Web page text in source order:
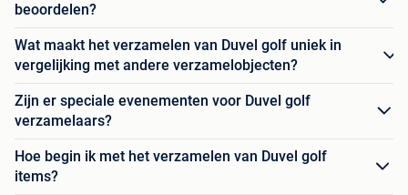
beoordelen?
Wat maakt het verzamelen van Duvel golf uniek in
vergelijking met andere verzamelobjecten?
Zijn er speciale evenementen voor Duvel golf
verzamelaars?
Hoe begin ik met het verzamelen van Duvel golf
items?